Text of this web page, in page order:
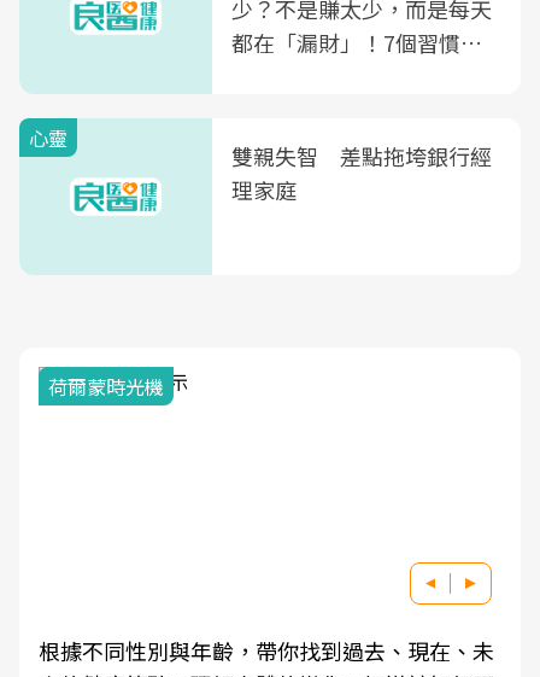
少？不是賺太少，而是每天
都在「漏財」！7個習慣一
心靈
雙親失智 差點拖垮銀行經
理家庭
荷爾蒙時光機
根據不同性別與年齡，帶你找到過去、現在、未